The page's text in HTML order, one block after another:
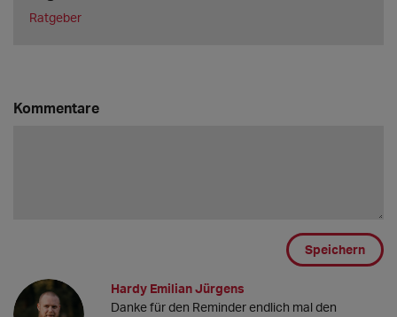
Ratgeber
Kommentare
Speichern
Hardy Emilian Jürgens
Danke für den Reminder endlich mal den